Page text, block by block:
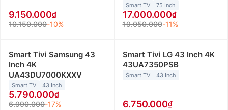
9.150.000
10.150.000-10%
Smart TV 75 Inch
17.000.000
19.050.000-11%
Smart Tivi Samsung 43
Inch 4K
UA43DU7000KXXV
Smart TV 43 Inch
5.790.000
6.990.000-17%
Smart Tivi LG 43 Inch 4K
43UA7350PSB
Smart TV 43 Inch
6.750.000